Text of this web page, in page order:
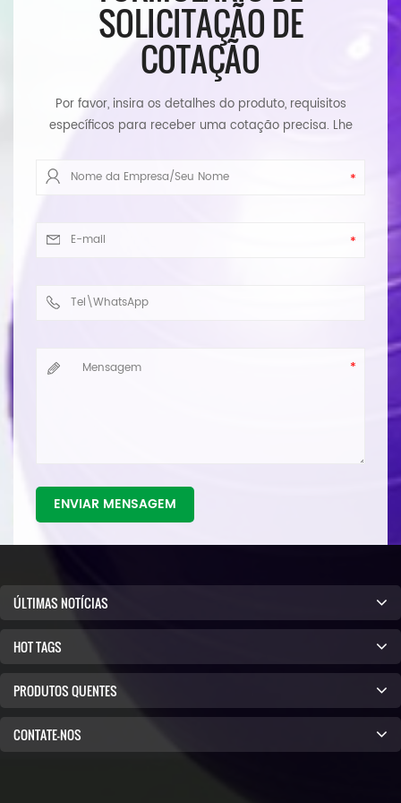
SOLICITAÇÃO DE
COTAÇÃO
Por favor, insira os detalhes do produto, requisitos
específicos para receber uma cotação precisa. Lhe
ENVIAR MENSAGEM
ÚLTIMAS NOTÍCIAS
HOT TAGS
PRODUTOS QUENTES
CONTATE-NOS